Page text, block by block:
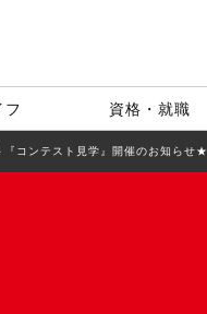
フ 資格・就職
コンテスト見学』開催のお知らせ★